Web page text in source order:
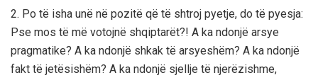
2. Po të isha unë në pozitë që të shtroj pyetje, do të pyesja:
Pse mos të më votojnë shqiptarët?! A ka ndonjë arsye
pragmatike? A ka ndonjë shkak të arsyeshëm? A ka ndonjë
fakt të jetësishëm? A ka ndonjë sjellje të njerëzishme,